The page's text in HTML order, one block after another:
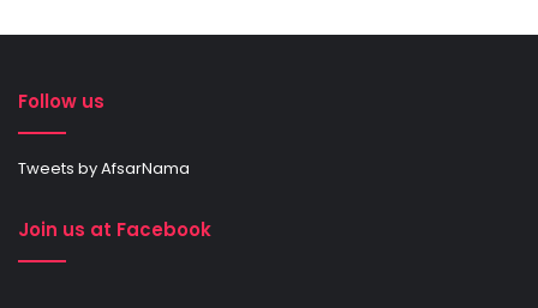
Follow us
Tweets by AfsarNama
Join us at Facebook